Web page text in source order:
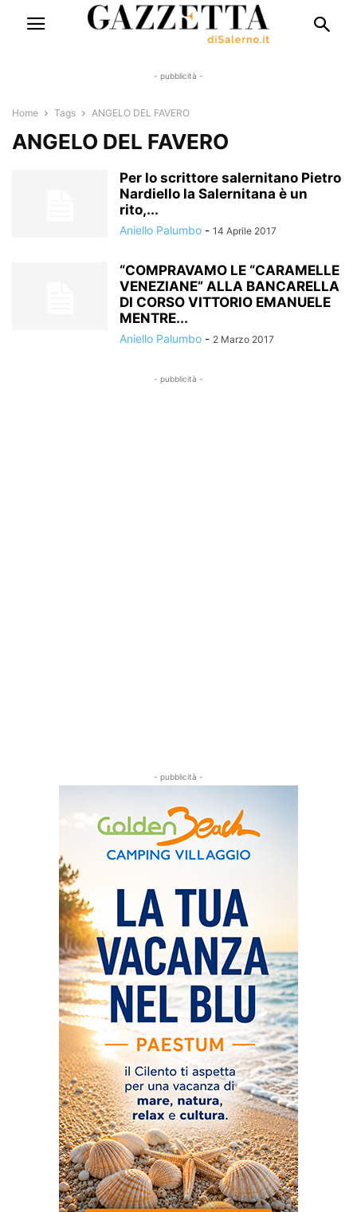
- pubblicità -
Home Tags ANGELO DEL FAVERO
ANGELO DEL FAVERO
Per lo scrittore salernitano Pietro
Nardiello la Salernitana è un
rito,...
Aniello Palumbo - 14 Aprile 2017
“COMPRAVAMO LE “CARAMELLE
VENEZIANE” ALLA BANCARELLA
DI CORSO VITTORIO EMANUELE
MENTRE...
Aniello Palumbo - 2 Marzo 2017
- pubblicità -
- pubblicità -